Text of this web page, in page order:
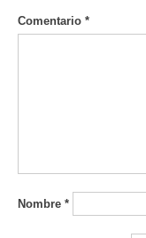
Comentario *
Nombre *